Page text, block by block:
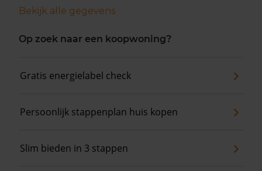
Bekijk alle gegevens
Op zoek naar een koopwoning?
Gratis energielabel check
Persoonlijk stappenplan huis kopen
Slim bieden in 3 stappen